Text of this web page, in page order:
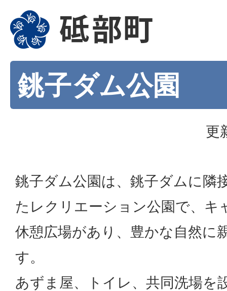
銚子ダム公園
更
銚子ダム公園は、銚子ダムに隣
たレクリエーション公園で、キ
休憩広場があり、豊かな自然に
す。
あずま屋、トイレ、共同洗場を